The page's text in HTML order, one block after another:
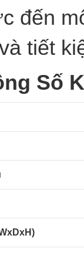
đến
tiết
Số